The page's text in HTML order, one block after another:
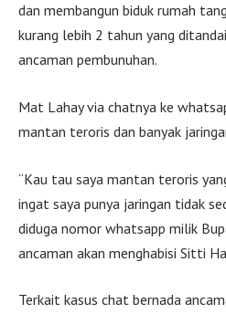
dan membangun biduk rumah
kurang lebih 2 tahun yang
ancaman pembunuhan.
Mat Lahay via chatnya ke
mantan teroris dan banyak
“Kau tau saya mantan teroris
ingat saya punya jaringan tidak
diduga nomor whatsapp milik
ancaman akan menghabisi Sitti
Terkait kasus chat bernada